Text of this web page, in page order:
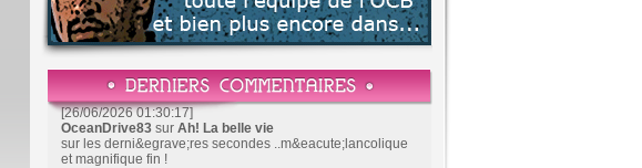
[26/06/2026 01:30:17]
OceanDrive83 sur Ah! La belle vie
sur les derni&egrave;res secondes ..m&eacute;lancolique
et magnifique fin !